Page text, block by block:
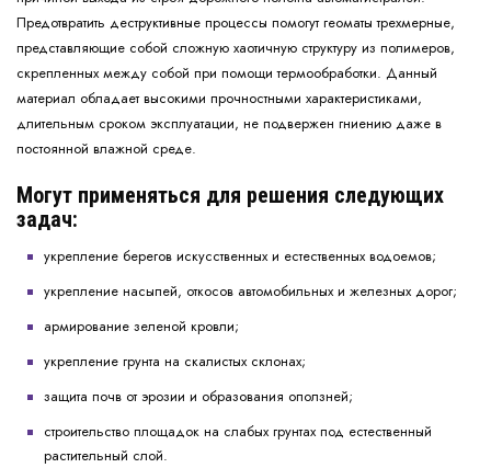
Предотвратить деструктивные процессы помогут геоматы трехмерные,
представляющие собой сложную хаотичную структуру из полимеров,
скрепленных между собой при помощи термообработки. Данный
материал обладает высокими прочностными характеристиками,
длительным сроком эксплуатации, не подвержен гниению даже в
постоянной влажной среде.
Могут применяться для решения следующих
задач:
укрепление берегов искусственных и естественных водоемов;
укрепление насыпей, откосов автомобильных и железных дорог;
армирование зеленой кровли;
укрепление грунта на скалистых склонах;
защита почв от эрозии и образования оползней;
строительство площадок на слабых грунтах под естественный
растительный слой.